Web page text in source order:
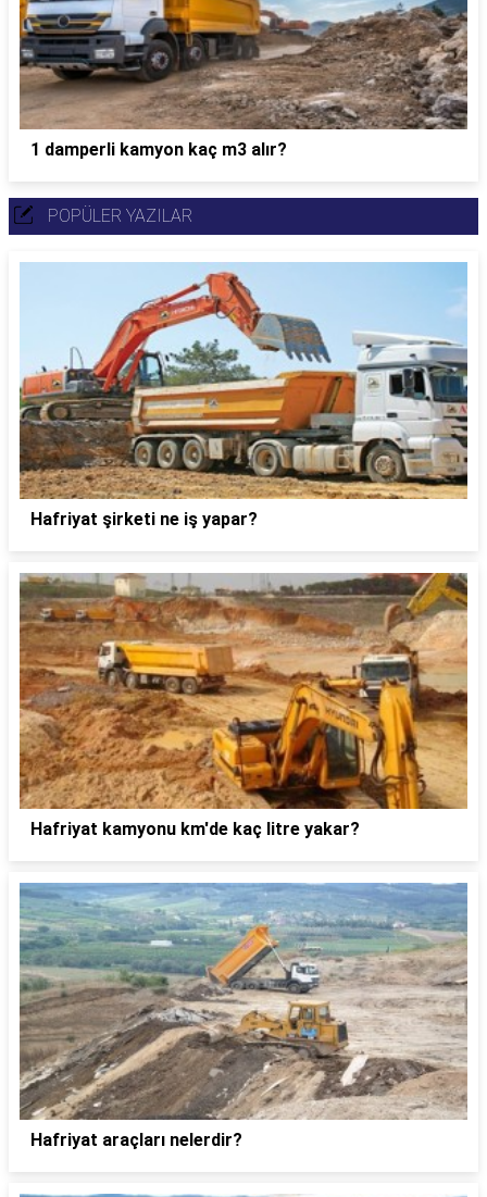
1 damperli kamyon kaç m3 alır?
POPÜLER YAZILAR
Hafriyat şirketi ne iş yapar?
Hafriyat kamyonu km'de kaç litre yakar?
Hafriyat araçları nelerdir?